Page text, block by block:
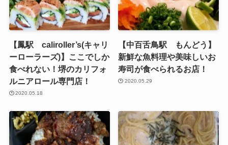
【鳳駅 caliroller’s(キャリ
ーローラーズ)】ここでしか
食べれない！堺のカリフォ
ルニアロール専門店！
2020.05.18
【中百舌鳥駅 もんどう】
新鮮な魚料理や美味しいお
寿司が食べられるお店！
2020.05.29